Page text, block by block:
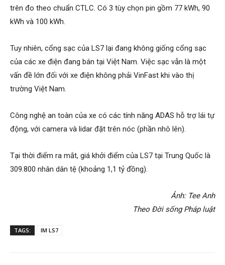
trên đo theo chuẩn CTLC. Có 3 tùy chọn pin gồm 77 kWh, 90
kWh và 100 kWh.
Tuy nhiên, cổng sạc của LS7 lại đang không giống cổng sạc
của các xe điện đang bán tại Việt Nam. Việc sạc vẫn là một
vấn đề lớn đối với xe điện không phải VinFast khi vào thị
trường Việt Nam.
Công nghệ an toàn của xe có các tính năng ADAS hỗ trợ lái tự
động, với camera và lidar đặt trên nóc (phần nhô lên).
Tại thời điểm ra mắt, giá khởi điểm của LS7 tại Trung Quốc là
309.800 nhân dân tệ (khoảng 1,1 tỷ đồng).
Ảnh: Tee Anh
Theo Đời sống Pháp luật
TAGS: IM LS7